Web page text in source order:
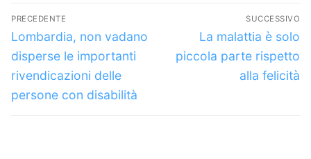
Navigazione
articoli
PRECEDENTE
Articolo
precedente:
Lombardia, non vadano
disperse le importanti
rivendicazioni delle
persone con disabilità
SUCCESSIVO
Articolo
successivo:
La malattia è solo
piccola parte rispetto
alla felicità